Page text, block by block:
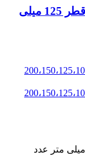
چرخ پلی آمید نارنجی پایه مشکی ثابت قطر 125 میلی